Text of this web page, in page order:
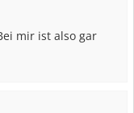
mir ist also gar